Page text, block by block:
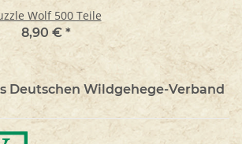
Wolf 500 Teile
8,90 € *
Deutschen Wildgehege-Verband